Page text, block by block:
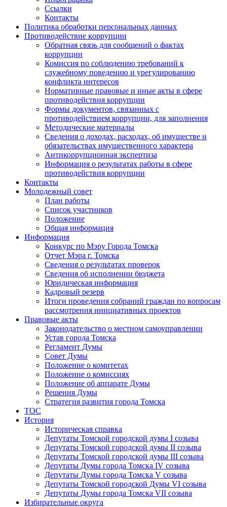
Ссылки
Контакты
Политика обработки персональных данных
Прoтивoдeйствие кoрpупции
Обратная связь для сообщений о фактах
коррупции
Комиссия по соблюдению требований к
служебному поведению и урегулированию
конфликта интересов
Нормативные правовые и иные акты в сфере
противодействия коррупции
Формы документов, связанных с
противодействием коррупции, для заполнения
Методические материалы
Сведения о доходах, расходах, об имуществе и
обязательствах имущественного характера
Антикоррупционная экспертиза
Информация о результатах работы в сфере
противодействия коррупции
Контакты
Молодежный совет
План работы
Список участников
Положение
Общая информация
Информация
Конкурс по Мэру Города Томска
Отчет Мэра г. Томска
Сведения о результатах проверок
Сведения об исполнении бюджета
Юридическая информация
Кадровый резерв
Итоги проведения собраний граждан по вопросам
рассмотрения инициативных проектов
Правовые акты
Законодательство о местном самоуправлении
Устав города Томска
Регламент Думы
Совет Думы
Положение о комитетах
Положение о комиссиях
Положение об аппарате Думы
Решения Думы
Стратегия развития города Томска
ТОС
История
Историческая справка
Депутаты Томской городской думы I созыва
Депутаты Томской городской думы II созыва
Депутаты Томской городской думы III созыва
Депутаты Думы города Томска IV созыва
Депутаты Думы города Томска V созыва
Депутаты Томской городской Думы VI созыва
Депутаты Думы города Томска VII созыва
Избирательные округа